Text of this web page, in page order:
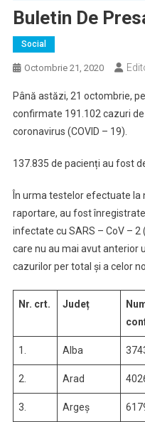
Buletin De
Social
Octombrie 21, 2020
Până astăzi, 21 octombrie,
confirmate 191.102 cazuri
coronavirus (COVID – 19).
137.835 de pacienți au fost
În urma testelor efectuate
raportare, au fost
infectate cu SARS – CoV – 2
care nu au mai avut anterior
cazurilor per total și a celor
Nr. crt. Județ
1. Alba
2. Arad
3. Argeș